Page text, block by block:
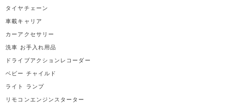
タイヤチェーン
車載キャリア
カーアクセサリー
洗車 お手入れ用品
ドライブアクションレコーダー
ベビー チャイルド
ライト ランプ
リモコンエンジンスターター